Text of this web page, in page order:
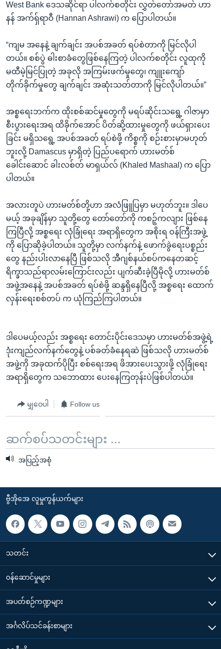
West Bank ဒေသဆိုင်ရာ ပါလက်စတိုင်း လွှတ်တော်အမတ် ဟာ
နန် အက်ရှ်ရာဝီ (Hannan Ashrawi) က ပြောပါတယ်။
“ကျမ အနေနဲ့ ချက်ချင်း အပစ်အခတ် ရပ်စဲတာကို မြင်လိုပါ
တယ်။ စစ်ပွဲ ဓါးစာခံတွေဖြစ်နေကြတဲ့ ပါလက်စတိုင်း လူထုကို
မထီမဲ့မြင်ပြုတဲ့ အခုလို အကြမ်းဖက်မှုတွေ၊ ကျူးကျော်
တိုက်ခိုက်မှုတွေ ချက်ချင်း အဆုံးသတ်တာကို မြင်လိုပါတယ်။”
အစ္စရေးဘက်က ထိုးစစ်ဆင်မှုတွေကို မရပ်ဆိုင်းသရွေ့ ဂါဇာမှာ
စီးပွားရေးအရ ထိခိုက်အောင် ပိတ်ဆို့ထားမှုတွေကို ဖယ်ရှားပေး
ခြင်း မရှိသရွေ့ အပစ်အခတ် ရပ်စဲဖို့ ကိစ္စကို စဉ်းစားမှာမဟုတ်
ဘူးလို့ Damascus မှာရှိတဲ့ ပြည်ပရောက် ဟားမတ်စ်
ခေါင်းဆောင် ခါးလစ်တ် မာရှယ်လ် (Khaled Mashaal) က ပြော
ပါတယ်။
အလားတူပဲ ဟားမတ်စ်တို့ဟာ အလံဖြူပြမှာ မဟုတ်ဘူး။ ဒါပေ
မယ့် အခုချိန်မှာ သူတို့တွေ တော်တော်ကို ကစဉ့်ကလျား ဖြစ်နေ
ကြပြီလို့ အစ္စရေး လုံခြုံရေး အရာရှိတွေက အစိုးရ ဝန်ကြီးအဖွဲ့
ကို ပြောဆိုခဲ့ပါတယ်။ သူတို့မှာ လက်နက်နဲ့ ဖောက်ခွဲရေးပစ္စည်း
တွေ နည်းပါးလာနေပြီ ဖြစ်သလို အီဂျစ်နယ်စပ်ကနေတဆင့်
ရိက္ခာသည်ရာလမ်းကြောင်းလည်း ပျက်ဆီးခဲ့ပြီမိုလို့ ဟားမတ်စ်
အဖွဲ့အနေနဲ့ အပစ်အခတ် ရပ်စဲဖို့ ဆန္ဒရှိနေပြီလို့ အစ္စရေး ထောက်
လှန်းရေးစစ်တပ် က ယုံကြည်ကြပါတယ်။
ဒါပေမယ့်လည်း အစ္စရေး တောင်းပိုင်းဒေသမှာ ဟားမတ်စ်အဖွဲ့ရဲ့
ဒုံးကျည်လက်နက်တွေနဲ့ ပစ်ခတ်ခံနေရဆဲ ဖြစ်သလို ဟားမတ်စ်
အဖွဲ့ကို အခုထက်ပိုပြီး စစ်ရေးအရ ဖိအားပေးသွားဖို့ လုံခြုံရေး
အရာရှိတွေက သဘောထား ပေးနေကြတုန်းပဲဖြစ်ပါတယ်။
မျှဝေပါ Follow us
ဆက်စပ်သတင်းများ ...
အပြည့်အစုံ
ဗွီအိုအေ လူမှုကွန်ယက်များ
သတင်း
၀န်ဆောင်မှုများ
အပတ်စဉ်ကဏ္ဍများ
အင်္ဂလိပ်သင်ခန်းစာများ